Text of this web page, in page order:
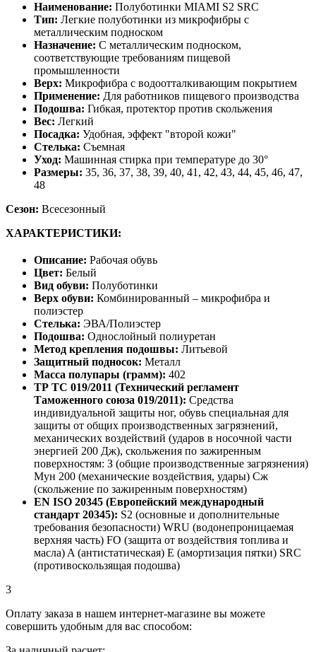
Наименование: Полуботинки MIAMI S2 SRC
Тип: Легкие полуботинки из микрофибры с
металлическим подноском
Назначение: С металлическим подноском,
соответствующие требованиям пищевой
промышленности
Верх: Микрофибра с водоотталкивающим покрытием
Применение: Для работников пищевого производства
Подошва: Гибкая, протектор против скольжения
Вес: Легкий
Посадка: Удобная, эффект "второй кожи"
Стелька: Съемная
Уход: Машинная стирка при температуре до 30°
Размеры: 35, 36, 37, 38, 39, 40, 41, 42, 43, 44, 45, 46, 47,
48
Сезон: Всесезонный
ХАРАКТЕРИСТИКИ:
Описание: Рабочая обувь
Цвет: Белый
Вид обуви: Полуботинки
Верх обуви: Комбинированный – микрофибра и
полиэстер
Стелька: ЭВА/Полиэстер
Подошва: Однослойный полиуретан
Метод крепления подошвы: Литьевой
Защитный подносок: Металл
Масса полупары (грамм): 402
ТР ТС 019/2011 (Технический регламент
Таможенного союза 019/2011): Средства
индивидуальной защиты ног, обувь специальная для
защиты от общих производственных загрязнений,
механических воздействий (ударов в носочной части
энергией 200 Дж), скольжения по зажиренным
поверхностям: З (общие производственные загрязнения)
Мун 200 (механические воздействия, удары) Сж
(скольжение по зажиренным поверхностям)
EN ISO 20345 (Европейский международный
стандарт 20345): S2 (основные и дополнительные
требования безопасности) WRU (водонепроницаемая
верхняя часть) FO (защита от воздействия топлива и
масла) A (антистатическая) E (амортизация пятки) SRC
(противоскользящая подошва)
3
Оплату заказа в нашем интернет-магазине вы можете
совершить удобным для вас способом: